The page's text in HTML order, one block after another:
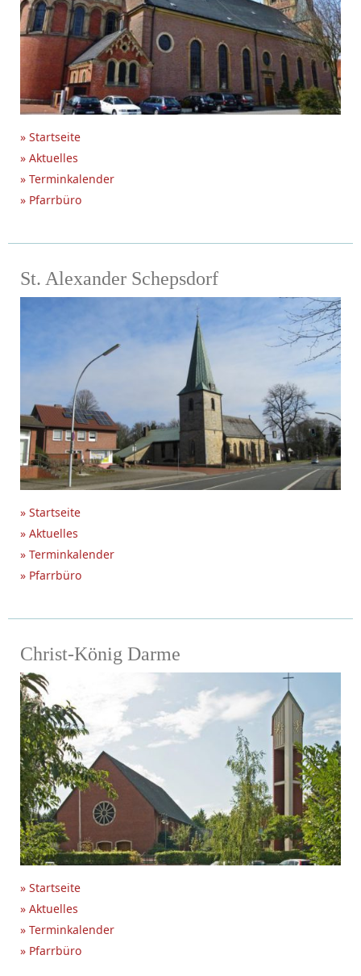
» Startseite
» Aktuelles
» Terminkalender
» Pfarrbüro
St. Alexander Schepsdorf
» Startseite
» Aktuelles
» Terminkalender
» Pfarrbüro
Christ-König Darme
» Startseite
» Aktuelles
» Terminkalender
» Pfarrbüro